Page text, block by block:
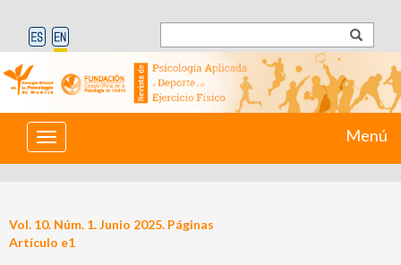
Toggle
navigation
Menú
Vol. 10. Núm. 1. Junio 2025. Páginas
Artículo e1